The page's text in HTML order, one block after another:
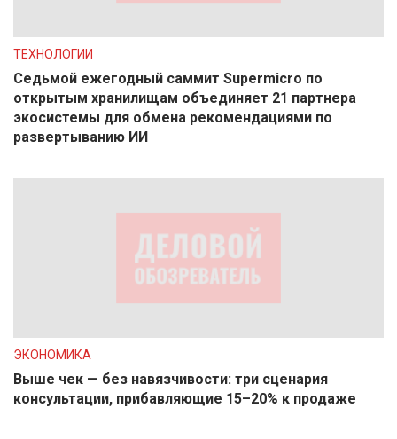
ТЕХНОЛОГИИ
Седьмой ежегодный саммит Supermicro по
открытым хранилищам объединяет 21 партнера
экосистемы для обмена рекомендациями по
развертыванию ИИ
ЭКОНОМИКА
Выше чек — без навязчивости: три сценария
консультации, прибавляющие 15–20% к продаже